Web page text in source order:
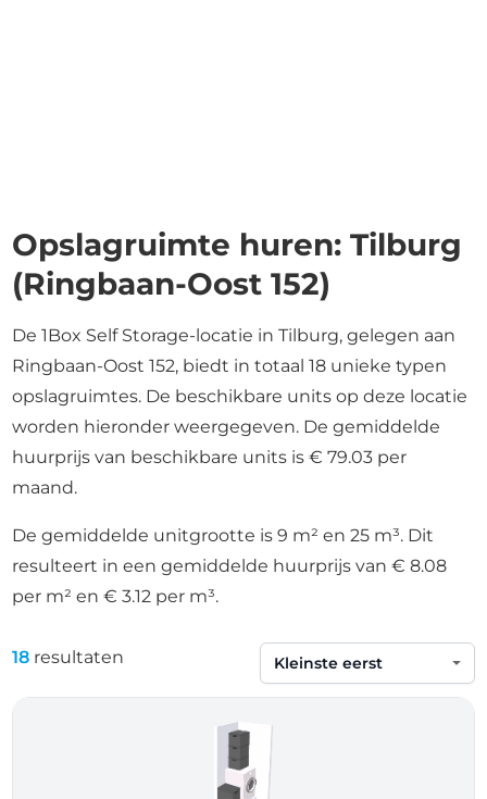
Opslagruimte huren: Tilburg
(Ringbaan-Oost 152)
De 1Box Self Storage-locatie in Tilburg, gelegen aan
Ringbaan-Oost 152, biedt in totaal 18 unieke typen
opslagruimtes. De beschikbare units op deze locatie
worden hieronder weergegeven. De gemiddelde
huurprijs van beschikbare units is € 79.03 per
maand.
De gemiddelde unitgrootte is 9 m² en 25 m³. Dit
resulteert in een gemiddelde huurprijs van € 8.08
per m² en € 3.12 per m³.
18 resultaten
Sorteren op